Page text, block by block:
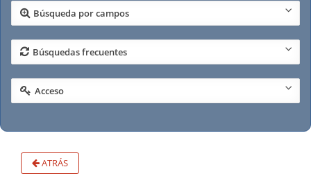
Búsqueda por campos
Búsquedas frecuentes
Acceso
ATRÁS